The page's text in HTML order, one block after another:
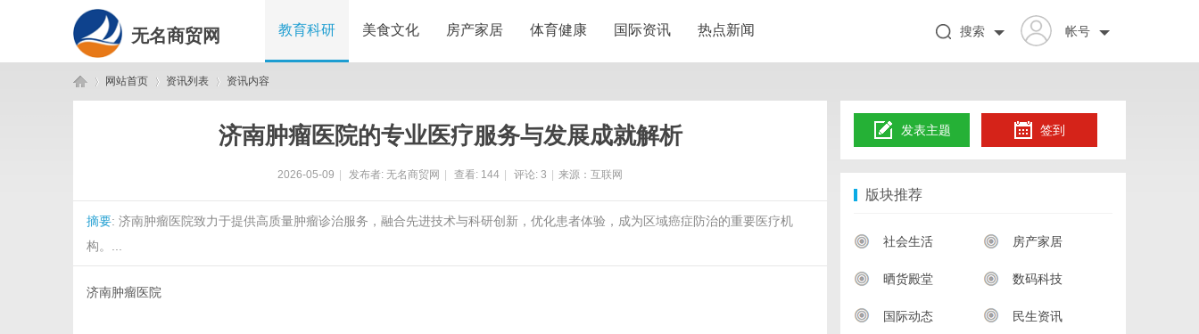
无名商贸网 教育科研 美食文化 房产家居 体育健康 国际资讯 热点新闻 帐号
搜索
网站首页 资讯列表 资讯内容
济南肿瘤医院的专业医疗服务与发展成就解析
2026-05-09 发布者: 无名商贸网 查看: 144 评论: 3 来源：互联网
摘要: 济南肿瘤医院致力于提供高质量肿瘤诊治服务，融合先进技术与科研创新，优化患者体验，成为区域癌症防治的重要医疗机
构。...
济南肿瘤医院
发表主题 签到
版块推荐
社会生活 房产家居
晒货殿堂 数码科技
国际动态 民生资讯